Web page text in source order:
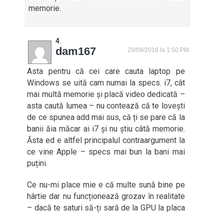
memorie.
dam167 29/09/2016 la 1:50 PM
Asta pentru că cei care cauta laptop pe
Windows se uită cam numai la specs. i7, cât
mai multă memorie și placă video dedicată –
asta caută lumea – nu contează că te lovești
de ce spunea add mai sus, că ți se pare că la
banii ăia măcar ai i7 și nu știu câtă memorie.
Ăsta ed e altfel principalul contraargument la
ce vine Apple – specs mai bun la bani mai
puțini.
Ce nu-mi place mie e că multe sună bine pe
hârtie dar nu funcționează grozav în realitate
– dacă te saturi să-ți sară de la GPU la placa